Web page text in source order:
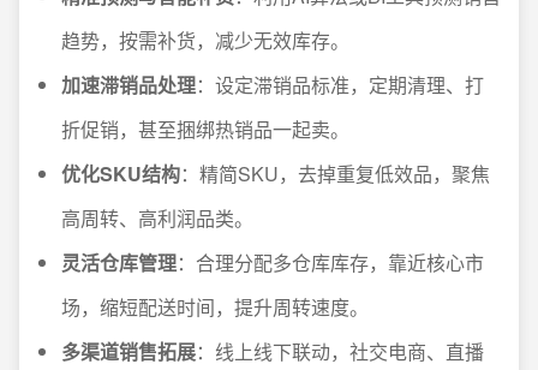
趋势，按需补货，减少无效库存。
加速滞销品处理：设定滞销品标准，定期清理、打
折促销，甚至捆绑热销品一起卖。
优化SKU结构：精简SKU，去掉重复低效品，聚焦
高周转、高利润品类。
灵活仓库管理：合理分配多仓库库存，靠近核心市
场，缩短配送时间，提升周转速度。
多渠道销售拓展：线上线下联动，社交电商、直播